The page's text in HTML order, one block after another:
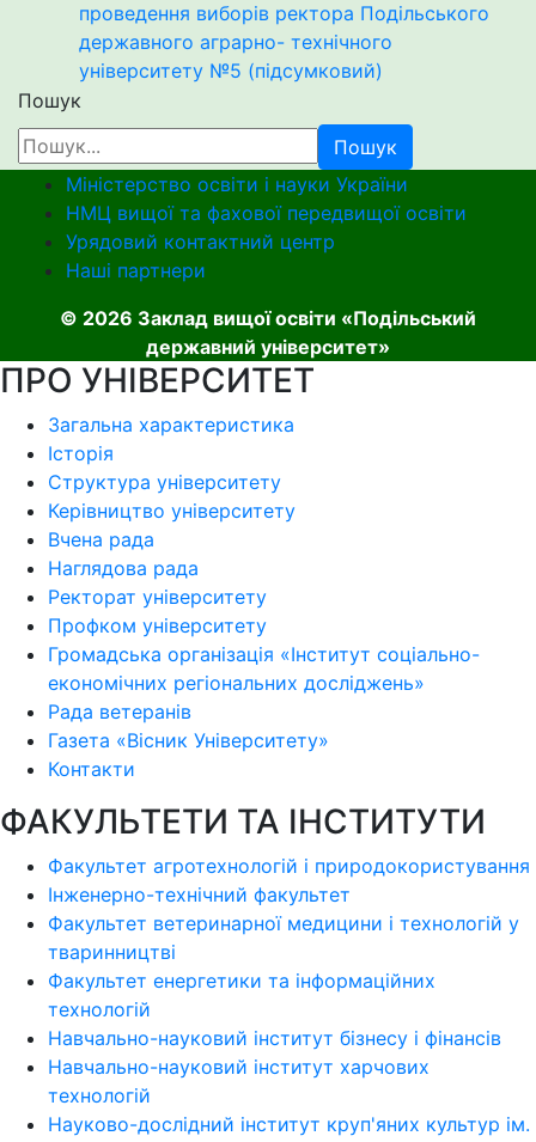
проведення виборів ректора Подільського
державного аграрно- технічного
університету №5 (підсумковий)
Пошук
Пошук
Міністерство освіти і науки України
НМЦ вищої та фахової передвищої освіти
Урядовий контактний центр
Наші партнери
© 2026 Заклад вищої освіти «Подільський
державний університет»
ПРО УНІВЕРСИТЕТ
Загальна характеристика
Історія
Структура університету
Керівництво університету
Вчена рада
Наглядова рада
Ректорат університету
Профком університету
Громадська організація «Інститут соціально-
економічних регіональних досліджень»
Рада ветеранів
Газета «Вісник Університету»
Контакти
ФАКУЛЬТЕТИ ТА ІНСТИТУТИ
Факультет агротехнологій і природокористування
Інженерно-технічний факультет
Факультет ветеринарної медицини і технологій у
тваринництві
Факультет енергетики та інформаційних
технологій
Навчально-науковий інститут бізнесу і фінансів
Навчально-науковий інститут харчових
технологій
Науково-дослідний інститут круп'яних культур ім.